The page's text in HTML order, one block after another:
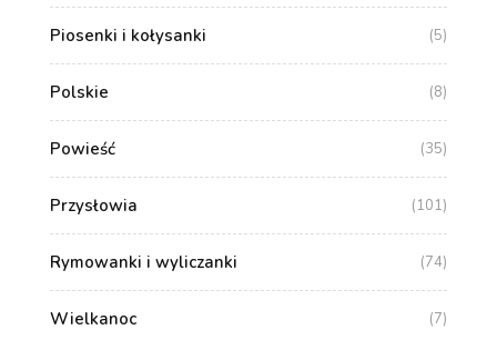
Piosenki i kołysanki (5)
Polskie (8)
Powieść (35)
Przysłowia (101)
Rymowanki i wyliczanki (74)
Wielkanoc (7)